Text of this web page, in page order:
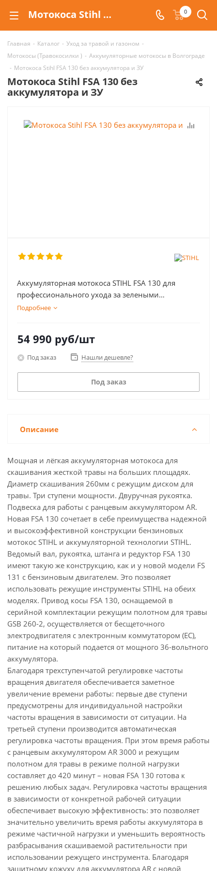
Мотокоса Stihl FSA 130 без аккумулятора и ЗУ - купить в Волгограде и Москве 0
Главная - Каталог - Уход за травой и газоном -
Мотокосы (Травокосилки ) - Аккумуляторные мотокосы в Волгограде
- Мотокоса Stihl FSA 130 без аккумулятора и ЗУ
Мотокоса Stihl FSA 130 без
аккумулятора и ЗУ
Аккумуляторная мотокоса STIHL FSA 130 для
профессионального ухода за зелеными
насаждениями.
Подробнее
54 990 руб/шт
Под заказ Нашли дешевле?
Под заказ
Описание
Мощная и лёгкая аккумуляторная мотокоса для
скашивания жесткой травы на больших площадях.
Диаметр скашивания 260мм с режущим диском для
травы. Три ступени мощности. Двуручная рукоятка.
Подвеска для работы с ранцевым аккумулятором AR.
Новая FSA 130 сочетает в себе преимущества надежной
и высокоэффективной конструкции бензиновых
мотокос STIHL и аккумуляторной технологии STIHL.
Ведомый вал, рукоятка, штанга и редуктор FSA 130
имеют такую же конструкцию, как и у новой модели FS
131 с бензиновым двигателем. Это позволяет
использовать режущие инструменты STIHL на обеих
моделях. Привод косы FSA 130, оснащаемой в
серийной комплектации режущим полотном для травы
GSB 260-2, осуществляется от бесщеточного
электродвигателя с электронным коммутатором (EC),
питание на который подается от мощного 36-вольтного
аккумулятора.
Благодаря трехступенчатой регулировке частоты
вращения двигателя обеспечивается заметное
увеличение времени работы: первые две ступени
предусмотрены для индивидуальной настройки
частоты вращения в зависимости от ситуации. На
третьей ступени производится автоматическая
регулировка частоты вращения. При этом время работы
с ранцевым аккумулятором AR 3000 и режущим
полотном для травы в режиме полной нагрузки
составляет до 420 минут – новая FSA 130 готова к
решению любых задач. Регулировка частоты вращения
в зависимости от конкретной рабочей ситуации
обеспечивает высокую эффективность: это позволяет
значительно увеличить время работы аккумулятора в
режиме частичной нагрузки и уменьшить вероятность
разбрасывания скашиваемой растительности при
использовании режущего инструмента. Благодаря
защитному кожуху для аккумулятора AR с новой